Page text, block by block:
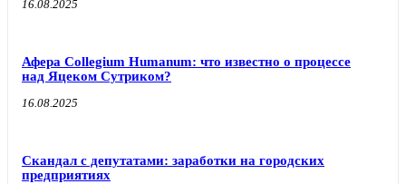
16.08.2025
Афера Collegium Humanum: что известно о процессе
над Яцеком Сутриком?
16.08.2025
Скандал с депутатами: заработки на городских
предприятиях